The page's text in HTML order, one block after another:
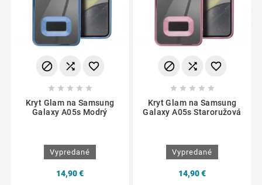
  
    
Kryt Glam na Samsung
Galaxy A05s Modrý
Vypredané
14,90 €
  
    
Kryt Glam na Samsung
Galaxy A05s Staroružová
Vypredané
14,90 €